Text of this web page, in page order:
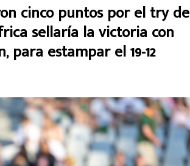
cinco puntos por el try de
sellaría la victoria con
para estampar el 19-12